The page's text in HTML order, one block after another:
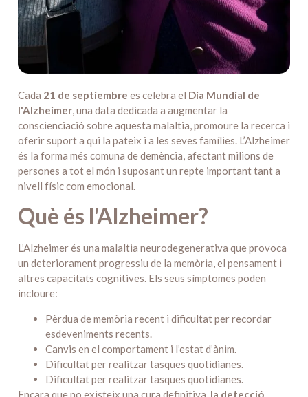
Cada 21 de septiembre es celebra el Dia Mundial de
l'Alzheimer, una data dedicada a augmentar la
conscienciació sobre aquesta malaltia, promoure la recerca i
oferir suport a qui la pateix i a les seves famílies. L’Alzheimer
és la forma més comuna de demència, afectant milions de
persones a tot el món i suposant un repte important tant a
nivell físic com emocional.
Què és l'Alzheimer?
L’Alzheimer és una malaltia neurodegenerativa que provoca
un deteriorament progressiu de la memòria, el pensament i
altres capacitats cognitives. Els seus símptomes poden
incloure:
Pèrdua de memòria recent i dificultat per recordar
esdeveniments recents.
Canvis en el comportament i l’estat d’ànim.
Dificultat per realitzar tasques quotidianes.
Dificultat per realitzar tasques quotidianes.
Encara que no existeix una cura definitiva, la detecció